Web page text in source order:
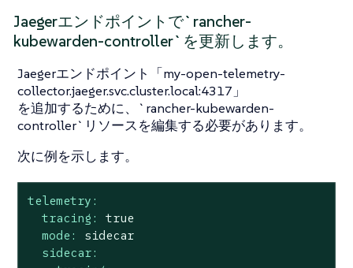
Jaegerエンドポイントで`rancher-
kubewarden-controller`を更新します。
Jaegerエンドポイント「my-open-telemetry-
collector.jaeger.svc.cluster.local:4317」
を追加するために、`rancher-kubewarden-
controller`リソースを編集する必要があります。
次に例を示します。
telemetry:
tracing:
true
mode:
sidecar
sidecar: